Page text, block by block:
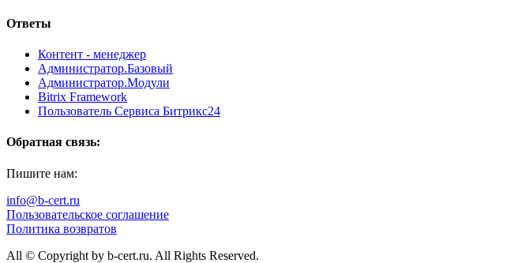
Ответы
Контент - менеджер
Администратор.Базовый
Администратор.Модули
Bitrix Framework
Пользователь Сервиса Битрикс24
Обратная связь:
Пишите нам:
info@b-cert.ru
Пользовательское соглашение
Политика возвратов
All © Copyright by b-cert.ru. All Rights Reserved.